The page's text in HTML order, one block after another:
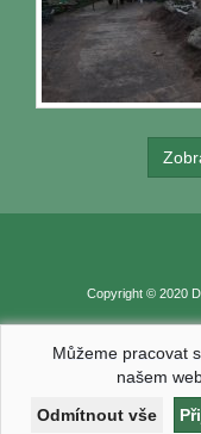
Copyright © 2020
Můžeme pracovat
našem